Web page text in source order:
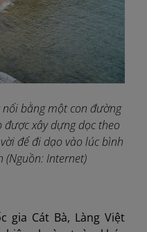
bằng một con đường
xây dựng dọc theo
để đi dạo vào lúc bình
(Nguồn: Internet)
gia Cát Bà, Làng Việt